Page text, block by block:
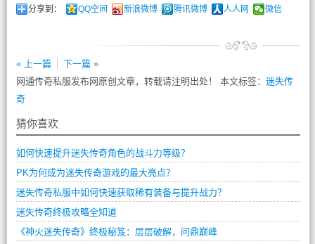
分享到： QQ空间 新浪微博 腾讯微博 人人网 微信
« 上一篇
下一篇 »
网通传奇私服发布网原创文章，转载请注明出处！ 本文标签： 迷失传
奇
猜你喜欢
如何快速提升迷失传奇角色的战斗力等级？
PK为何成为迷失传奇游戏的最大亮点？
迷失传奇私服中如何快速获取稀有装备与提升战力？
迷失传奇终极攻略全知道
《神火迷失传奇》终极秘笈：层层破解，问鼎巅峰